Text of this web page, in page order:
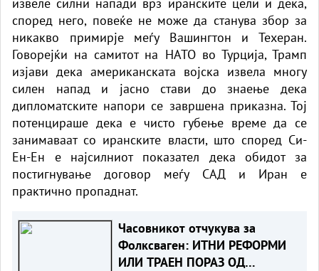
според него, повеќе не може да станува збор за
никакво примирје меѓу Вашингтон и Техеран.
Говорејќи на самитот на НАТО во Турција, Трамп
изјави дека американската војска извела многу
силен напад и јасно стави до знаење дека
дипломатските напори се завршена приказна. Тој
потенцираше дека е чисто губење време да се
занимаваат со иранските власти, што според Си-
Ен-Ен е најсилниот показател дека обидот за
постигнување договор меѓу САД и Иран е
практично пропаднат.
Часовникот отчукува за
Фолксваген: ИТНИ РЕФОРМИ
ИЛИ ТРАЕН ПОРАЗ ОД